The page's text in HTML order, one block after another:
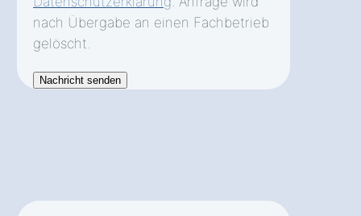
nach Übergabe an einen Fachbetrieb
gelöscht.